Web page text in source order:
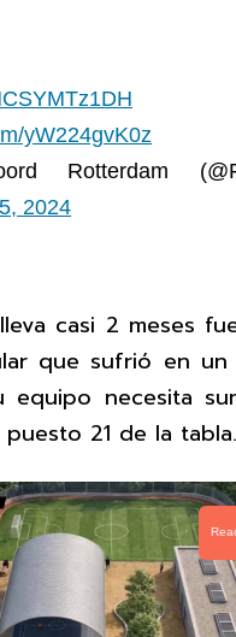
yW224gvK0z
Rotterdam
2024
casi 2 meses
que sufrió en
equipo necesita
21 de la tabla.